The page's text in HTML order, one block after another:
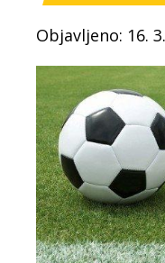
Objavljeno: 16.